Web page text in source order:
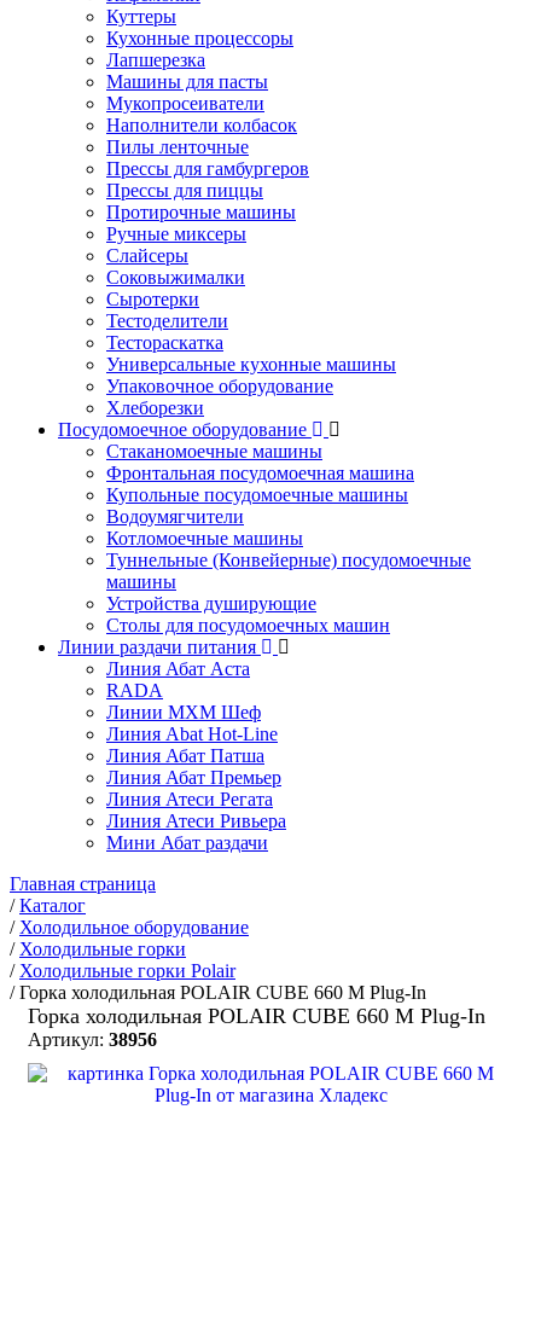
Куттеры
Кухонные процессоры
Лапшерезка
Машины для пасты
Мукопросеиватели
Наполнители колбасок
Пилы ленточные
Прессы для гамбургеров
Прессы для пиццы
Протирочные машины
Ручные миксеры
Слайсеры
Соковыжималки
Сыротерки
Тестоделители
Тестораскатка
Универсальные кухонные машины
Упаковочное оборудование
Хлеборезки
Посудомоечное оборудование
Стаканомоечные машины
Фронтальная посудомоечная машина
Купольные посудомоечные машины
Водоумягчители
Котломоечные машины
Туннельные (Конвейерные) посудомоечные
машины
Устройства душирующие
Столы для посудомоечных машин
Линии раздачи питания
Линия Абат Аста
RADA
Линии МХМ Шеф
Линия Abat Hot-Line
Линия Абат Патша
Линия Абат Премьер
Линия Атеси Регата
Линия Атеси Ривьера
Мини Абат раздачи
Главная страница
/Каталог
/ Холодильное оборудование
/ Холодильные горки
/ Холодильные горки Polair
/Горка холодильная POLAIR CUBE 660 М Plug-In
Горка холодильная POLAIR CUBE 660 М Plug-In
Артикул: 38956